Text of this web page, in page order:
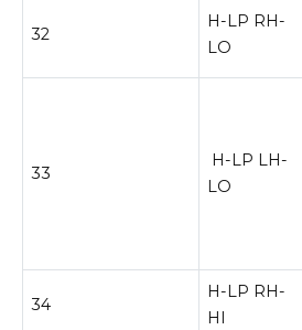
32
H-LP RH-
LO
33
H-LP LH-
LO
34
H-LP RH-
HI